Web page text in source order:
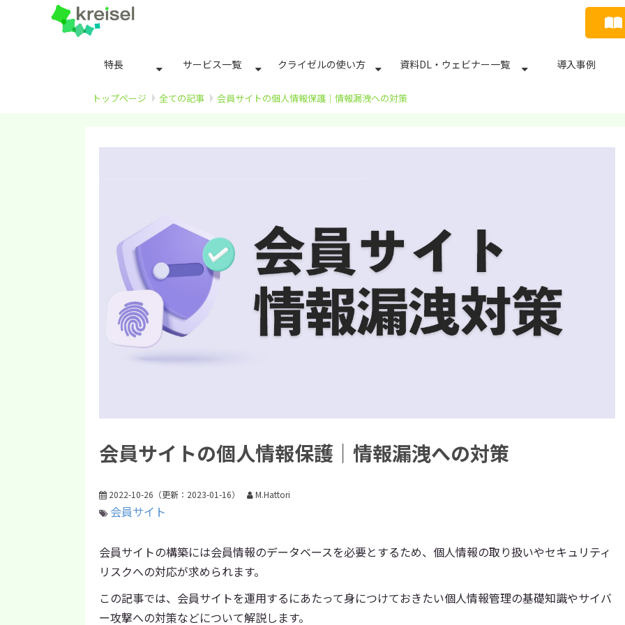
特長 サービス一覧 クライゼルの使い方 資料DL・ウェビナー一覧 導入事例
トップページ 全ての記事 会員サイトの個人情報保護｜情報漏洩への対策
会員サイトの個人情報保護｜情報漏洩への対策
2022-10-26 （更新： 2023-01-16） M.Hattori
会員サイト
会員サイトの構築には会員情報のデータベースを必要とするため、個人情報の取り扱いやセキュリティ
リスクへの対応が求められます。
この記事では、会員サイトを運用するにあたって身につけておきたい個人情報管理の基礎知識やサイバ
ー攻撃への対策などについて解説します。